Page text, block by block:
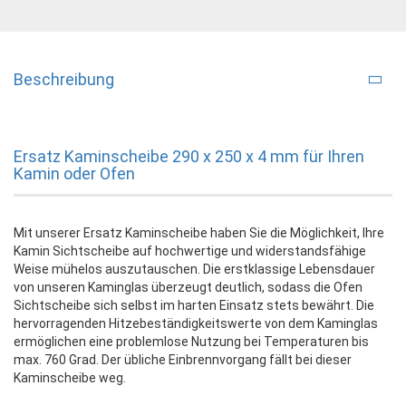
Beschreibung
Ersatz Kaminscheibe 290 x 250 x 4 mm für Ihren
Kamin oder Ofen
Mit unserer Ersatz Kaminscheibe haben Sie die Möglichkeit, Ihre
Kamin Sichtscheibe auf hochwertige und widerstandsfähige
Weise mühelos auszutauschen. Die erstklassige Lebensdauer
von unseren Kaminglas überzeugt deutlich, sodass die Ofen
Sichtscheibe sich selbst im harten Einsatz stets bewährt. Die
hervorragenden Hitzebeständigkeitswerte von dem Kaminglas
ermöglichen eine problemlose Nutzung bei Temperaturen bis
max. 760 Grad. Der übliche Einbrennvorgang fällt bei dieser
Kaminscheibe weg.